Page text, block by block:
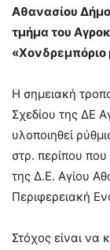
Αθανασίου
τμήμα του
«Χονδρεμπόριο
Η σημειακή
Σχεδίου της ΔΕ
υλοποιηθεί
στρ. περίπου που
της Δ.Ε. Αγίου
Περιφερειακή
Στόχος είναι να